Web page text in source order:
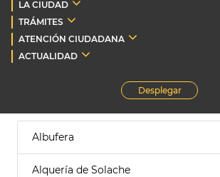
LA CIUDAD
TRÁMITES
ATENCIÓN CIUDADANA
ACTUALIDAD
Desplegar
Albufera
Alquería de Solache